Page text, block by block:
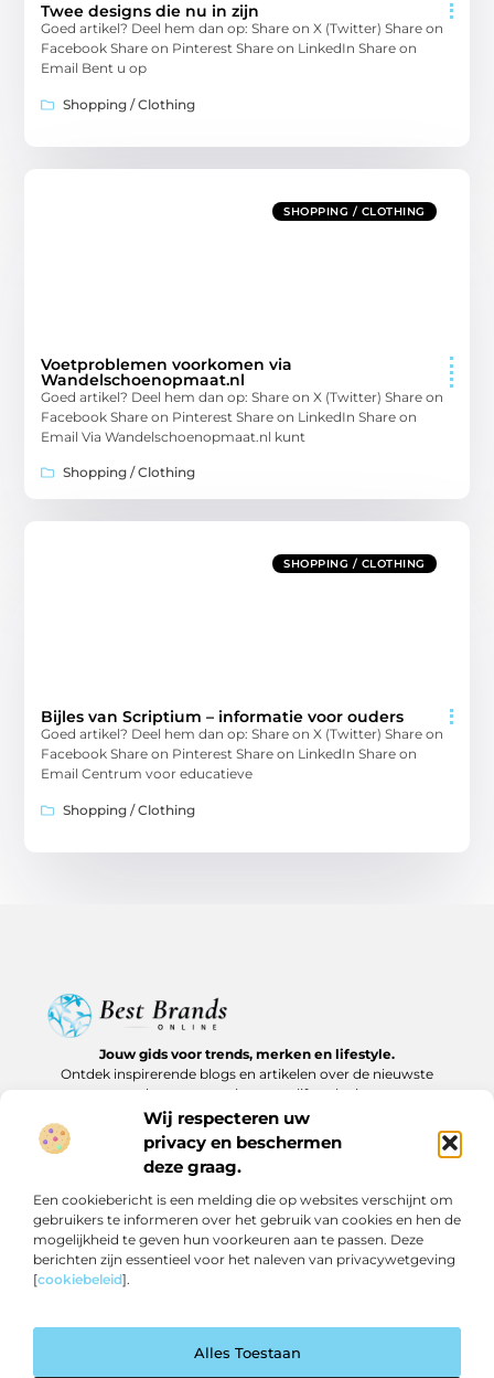
Wij respecteren uw
privacy en beschermen
deze graag.
Een cookiebericht is een melding die op websites verschijnt om
gebruikers te informeren over het gebruik van cookies en hen de
mogelijkheid te geven hun voorkeuren aan te passen. Deze
berichten zijn essentieel voor het naleven van privacywetgeving
[cookiebeleid].
Alles Toestaan
Twee designs die nu in zijn
Goed artikel? Deel hem dan op: Share on X (Twitter) Share on
Facebook Share on Pinterest Share on LinkedIn Share on
Email Bent u op
Shopping / Clothing
SHOPPING / CLOTHING
Voetproblemen voorkomen via
Wandelschoenopmaat.nl
Goed artikel? Deel hem dan op: Share on X (Twitter) Share on
Facebook Share on Pinterest Share on LinkedIn Share on
Email Via Wandelschoenopmaat.nl kunt
Shopping / Clothing
SHOPPING / CLOTHING
Bijles van Scriptium – informatie voor ouders
Goed artikel? Deel hem dan op: Share on X (Twitter) Share on
Facebook Share on Pinterest Share on LinkedIn Share on
Email Centrum voor educatieve
Shopping / Clothing
Jouw gids voor trends, merken en lifestyle.
Ontdek inspirerende blogs en artikelen over de nieuwste
producten, must-haves en lifestyle tips.
Bericht categorie
Onze informatie
Cookiebeleid (EU)